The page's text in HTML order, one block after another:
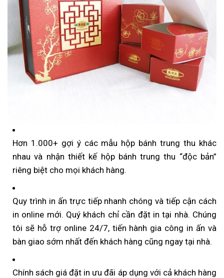
Hơn 1.000+ gợi ý các mẫu hộp bánh trung thu khác
nhau và nhận thiết kế hộp bánh trung thu “độc bản”
riêng biệt cho mọi khách hàng.
Quy trình in ấn trực tiếp nhanh chóng và tiếp cận cách
in online mới. Quý khách chỉ cần đặt in tại nhà. Chúng
tôi sẽ hỗ trợ online 24/7, tiến hành gia công in ấn và
bàn giao sớm nhất đến khách hàng cũng ngay tại nhà.
Chính sách giá đặt in ưu đãi áp dụng với cả khách hàng